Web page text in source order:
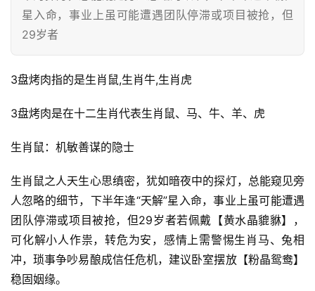
星入命，事业上虽可能遭遇团队停滞或项目被抢，但
29岁者
3盘烤肉指的是生肖鼠,生肖牛,生肖虎
3盘烤肉是在十二生肖代表生肖鼠、马、牛、羊、虎
生肖鼠：机敏善谋的隐士
生肖鼠之人天生心思缜密，犹如暗夜中的探灯，总能窥见旁
人忽略的细节，下半年逢“天解”星入命，事业上虽可能遭遇
团队停滞或项目被抢，但29岁者若佩戴【黄水晶貔貅】，
可化解小人作祟，转危为安，感情上需警惕生肖马、兔相
冲，琐事争吵易酿成信任危机，建议卧室摆放【粉晶鸳鸯】
稳固姻缘。